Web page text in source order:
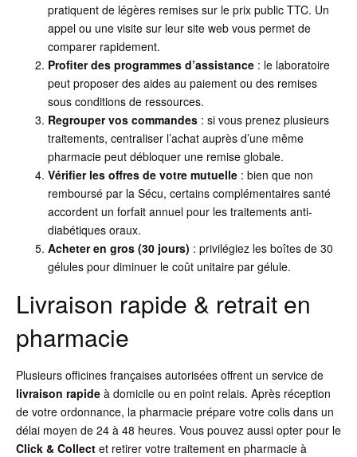
pratiquent de légères remises sur le prix public TTC. Un
appel ou une visite sur leur site web vous permet de
comparer rapidement.
Profiter des programmes d’assistance : le laboratoire
peut proposer des aides au paiement ou des remises
sous conditions de ressources.
Regrouper vos commandes : si vous prenez plusieurs
traitements, centraliser l’achat auprès d’une même
pharmacie peut débloquer une remise globale.
Vérifier les offres de votre mutuelle : bien que non
remboursé par la Sécu, certains complémentaires santé
accordent un forfait annuel pour les traitements anti-
diabétiques oraux.
Acheter en gros (30 jours) : privilégiez les boîtes de 30
gélules pour diminuer le coût unitaire par gélule.
Livraison rapide & retrait en
pharmacie
Plusieurs officines françaises autorisées offrent un service de
livraison rapide à domicile ou en point relais. Après réception
de votre ordonnance, la pharmacie prépare votre colis dans un
délai moyen de 24 à 48 heures. Vous pouvez aussi opter pour le
Click & Collect et retirer votre traitement en pharmacie à